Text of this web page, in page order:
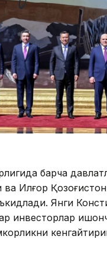
барча
ва Илғор
Янги
инвесторлар